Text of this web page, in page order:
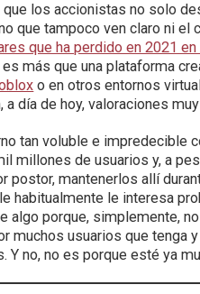
que los accionistas no solo
que tampoco ven claro ni el
que ha perdido en 2021 en
más que una plataforma
o en otros entornos
día de hoy, valoraciones
tan voluble e impredecible
millones de usuarios y, a
mantenerlos allí
habitualmente le interesa
algo porque, simplemente,
muchos usuarios que tenga
no, no es porque esté ya